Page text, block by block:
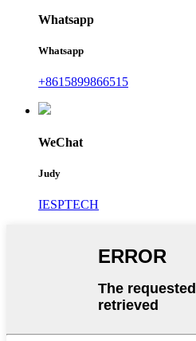
Whatsapp
Whatsapp
+8615899866515
WeChat
Judy
IESPTECH